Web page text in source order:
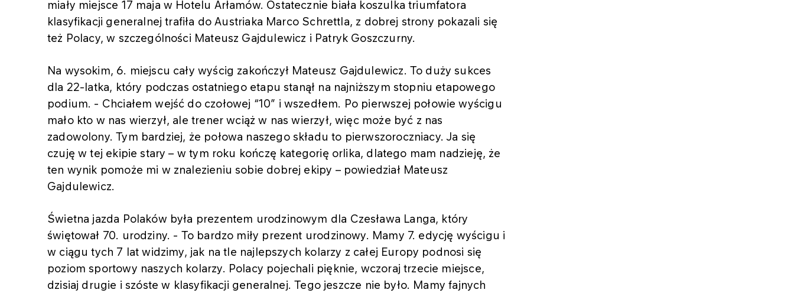
miały miejsce 17 maja w Hotelu Arłamów. Ostatecznie biała koszulka triumfatora
klasyfikacji generalnej trafiła do Austriaka Marco Schrettla, z dobrej strony pokazali się
też Polacy, w szczególności Mateusz Gajdulewicz i Patryk Goszczurny.
Na wysokim, 6. miejscu cały wyścig zakończył Mateusz Gajdulewicz. To duży sukces
dla 22-latka, który podczas ostatniego etapu stanął na najniższym stopniu etapowego
podium. - Chciałem wejść do czołowej “10” i wszedłem. Po pierwszej połowie wyścigu
mało kto w nas wierzył, ale trener wciąż w nas wierzył, więc może być z nas
zadowolony. Tym bardziej, że połowa naszego składu to pierwszoroczniacy. Ja się
czuję w tej ekipie stary – w tym roku kończę kategorię orlika, dlatego mam nadzieję, że
ten wynik pomoże mi w znalezieniu sobie dobrej ekipy – powiedział Mateusz
Gajdulewicz.
Świetna jazda Polaków była prezentem urodzinowym dla Czesława Langa, który
świętował 70. urodziny. - To bardzo miły prezent urodzinowy. Mamy 7. edycję wyścigu i
w ciągu tych 7 lat widzimy, jak na tle najlepszych kolarzy z całej Europy podnosi się
poziom sportowy naszych kolarzy. Polacy pojechali pięknie, wczoraj trzecie miejsce,
dzisiaj drugie i szóste w klasyfikacji generalnej. Tego jeszcze nie było. Mamy fajnych